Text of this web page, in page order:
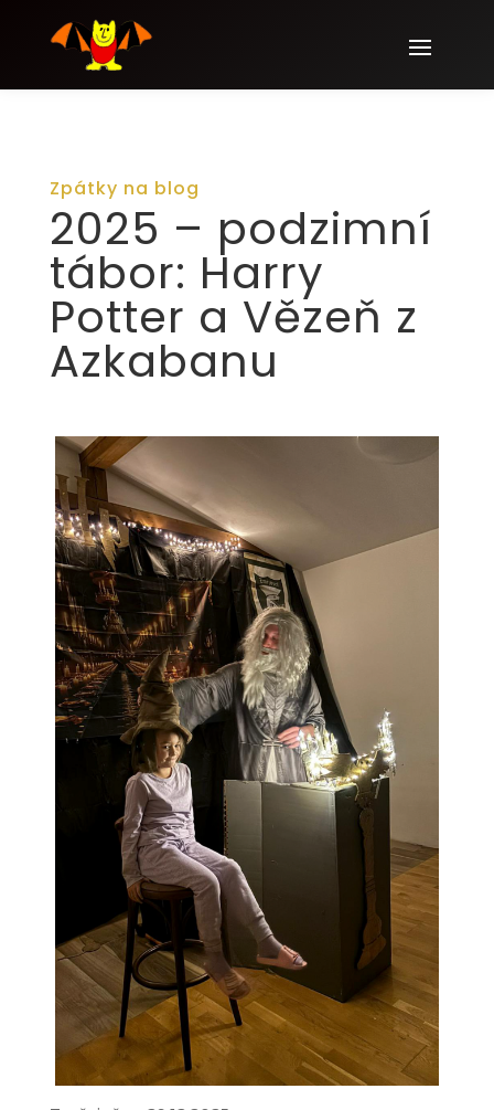
Zpátky na blog
2025 – podzimní
tábor: Harry
Potter a Vězeň z
Azkabanu